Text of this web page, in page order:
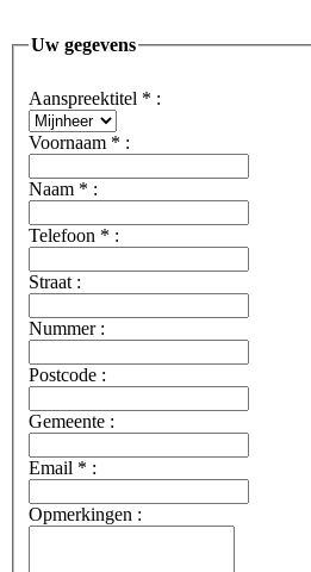
Uw gegevens
Aanspreektitel * :
Voornaam * :
Naam * :
Telefoon * :
Straat :
Nummer :
Postcode :
Gemeente :
Email * :
Opmerkingen :